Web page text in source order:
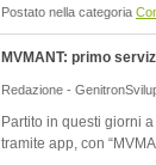
Postato nella categoria
MVMANT: primo
Redazione -
Partito in questi giorni
tramite app, con